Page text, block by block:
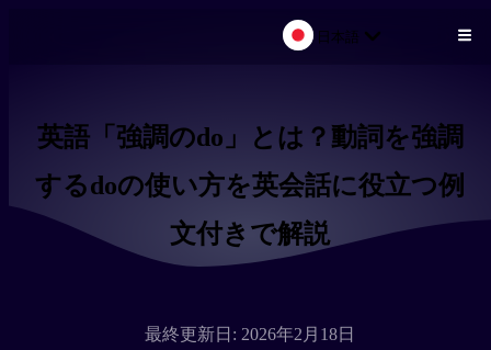
日本語
英語「強調のdo」とは？動詞を強調
するdoの使い方を英会話に役立つ例
文付きで解説
最終更新日: 2026年2月18日